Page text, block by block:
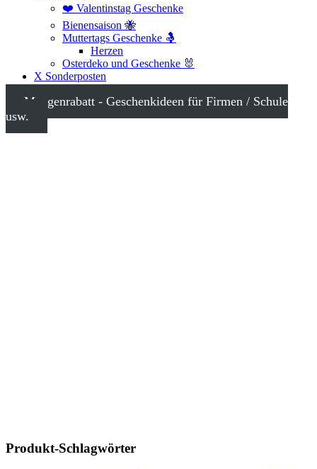
❤️ Valentinstag Geschenke
Bienensaison 🐝
Muttertags Geschenke 🤱
Herzen
Osterdeko und Geschenke 🐰
X Sonderposten
Mengenrabatt - Geschenkideen für Firmen / Schule
usw.
Produkt-Schlagwörter